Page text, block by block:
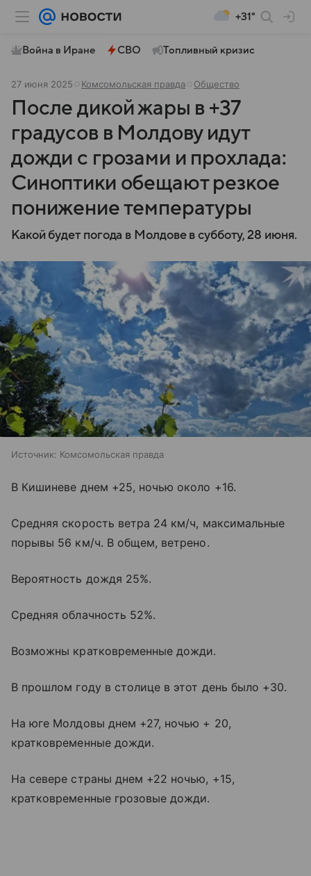
+31°
Война в Иране СВО Топливный кризис
27 июня 2025 Комсомольская правда Общество
После дикой жары в +37
градусов в Молдову идут
дожди с грозами и прохлада:
Синоптики обещают резкое
понижение температуры
Какой будет погода в Молдове в субботу, 28 июня.
Источник: Комсомольская правда
В Кишиневе днем +25, ночью около +16.
Средняя скорость ветра 24 км/ч, максимальные
порывы 56 км/ч. В общем, ветрено.
Вероятность дождя 25%.
Средняя облачность 52%.
Возможны кратковременные дожди.
В прошлом году в столице в этот день было +30.
На юге Молдовы днем +27, ночью + 20,
кратковременные дожди.
На севере страны днем +22 ночью, +15,
кратковременные грозовые дожди.